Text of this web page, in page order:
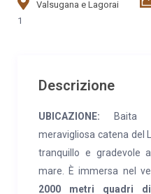
Valsugana e Lagorai
1
Descrizione
UBICAZIONE: Baita
meravigliosa catena del
tranquillo e gradevole
mare. È immersa nel
2000 metri quadri